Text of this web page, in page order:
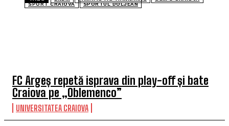
FC Argeș repetă isprava din play-off și bate
Craiova pe „Oblemenco”
UNIVERSITATEA CRAIOVA
SPORT CRAIOVA
SPORTUL DOLJEAN